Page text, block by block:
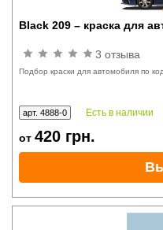
Black 209 – краска для
3 отзыва
Подбор краски для автомобиля по
арт. 4888-0 Есть в наличии
от 420 грн.